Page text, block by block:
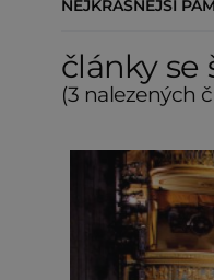
NEJKRÁSNĚJŠÍ
články se
(3 nalezených